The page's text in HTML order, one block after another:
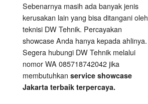
Sebenarnya masih ada banyak jenis
kerusakan lain yang bisa ditangani oleh
teknisi DW Tehnik. Percayakan
showcase Anda hanya kepada ahlinya.
Segera hubungi DW Tehnik melalui
nomor WA 085718742042 jika
membutuhkan service showcase
Jakarta terbaik terpercaya.